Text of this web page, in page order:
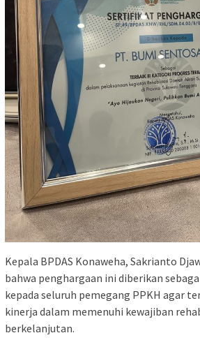
Kepala BPDAS Konaweha, Sakrianto
bahwa penghargaan ini diberikan
kepada seluruh pemegang PPKH agar
kinerja dalam memenuhi kewajiban
berkelanjutan.